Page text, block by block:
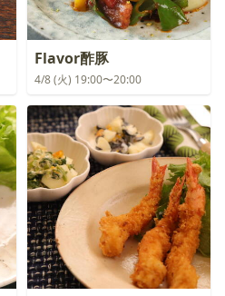
Flavor酢豚
4/8 (火) 19:00〜20:00